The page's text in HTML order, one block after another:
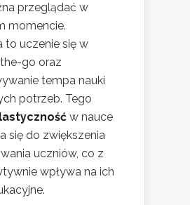
przeglądać w
momencie.
to uczenie się w
go oraz
tempa nauki
potrzeb. Tego
w nauce
się do zwiększenia
uczniów, co z
wpływa na ich